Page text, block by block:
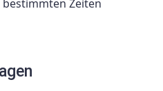
bestimmten Zeiten